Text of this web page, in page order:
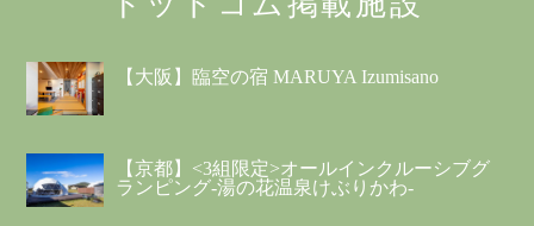
【大阪】臨空の宿 MARUYA Izumisano
【京都】<3組限定>オールインクルーシブグ
ランピング-湯の花温泉けぶりかわ-